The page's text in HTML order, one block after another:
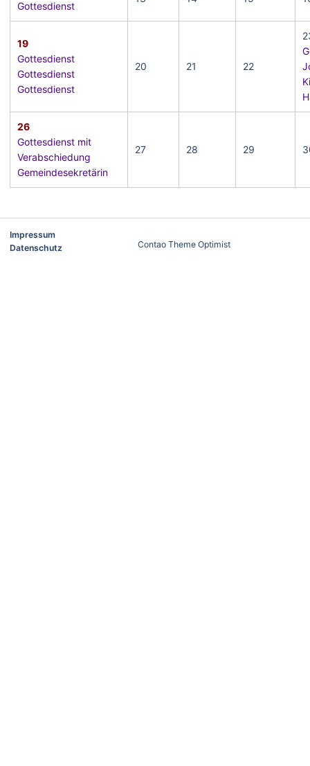
Gottesdienst
19
Gottesdienst
Gottesdienst
Gottesdienst
20 21 22
26
Gottesdienst mit
Verabschiedung
Gemeindesekretärin
27 28 29
Impressum
Datenschutz
Contao Theme Optimist